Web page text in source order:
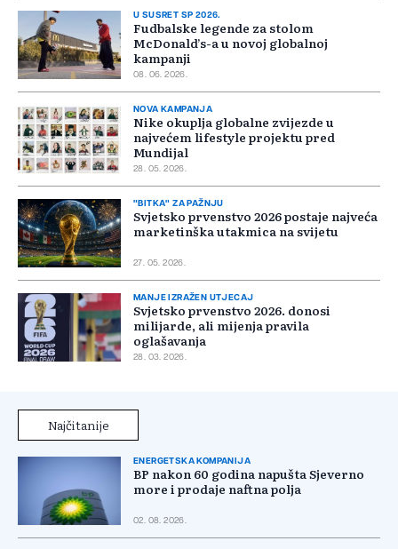
U SUSRET SP 2026.
Fudbalske legende za stolom
McDonald’s-a u novoj globalnoj
kampanji
08. 06. 2026.
NOVA KAMPANJA
Nike okuplja globalne zvijezde u
najvećem lifestyle projektu pred
Mundijal
28. 05. 2026.
"BITKA" ZA PAŽNJU
Svjetsko prvenstvo 2026 postaje najveća
marketinška utakmica na svijetu
27. 05. 2026.
MANJE IZRAŽEN UTJECAJ
Svjetsko prvenstvo 2026. donosi
milijarde, ali mijenja pravila
oglašavanja
28. 03. 2026.
Najčitanije
ENERGETSKA KOMPANIJA
BP nakon 60 godina napušta Sjeverno
more i prodaje naftna polja
02. 08. 2026.